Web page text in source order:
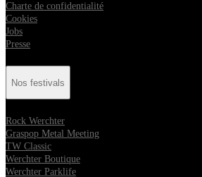
Charte de confidentialité
Cookies
Jobs
Presse
Nos festivals
Rock Werchter
Graspop Metal Meeting
TW Classic
Werchter Boutique
Werchter Parklife